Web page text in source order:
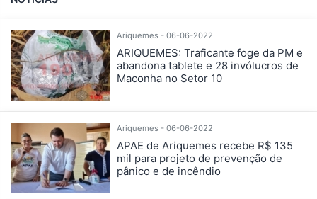
Ariquemes - 06-06-2022
ARIQUEMES: Traficante foge da PM e
abandona tablete e 28 invólucros de
Maconha no Setor 10
Ariquemes - 06-06-2022
APAE de Ariquemes recebe R$ 135
mil para projeto de prevenção de
pânico e de incêndio